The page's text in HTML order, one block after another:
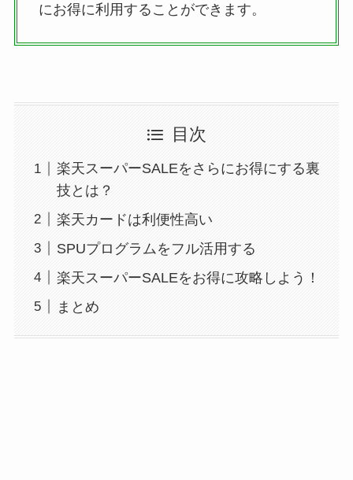
にお得に利用することができます。
目次
楽天スーパーSALEをさらにお得にする裏
技とは？
楽天カードは利便性高い
SPUプログラムをフル活用する
楽天スーパーSALEをお得に攻略しよう！
まとめ